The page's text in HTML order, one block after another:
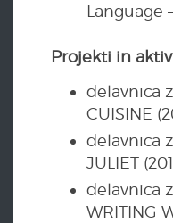
Language
Projekti in
delavnica
CUISINE
delavnica
JULIET
delavnica
WRITING